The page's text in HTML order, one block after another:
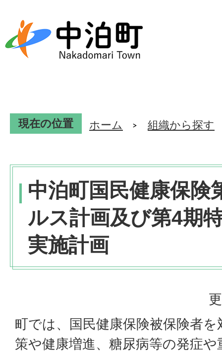
現在の位置 ホーム 組織から探す
中泊町国民健康保険
ルス計画及び第4期
実施計画
町では、国民健康保険被保険者
策や健康増進、糖尿病等の発症